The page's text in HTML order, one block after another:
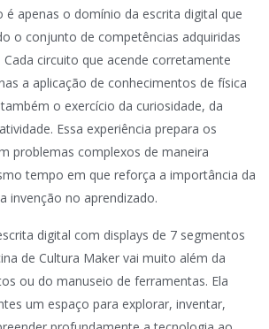
é apenas o domínio da escrita digital que
o conjunto de competências adquiridas
circuito que acende corretamente
a aplicação de conhecimentos de física
o exercício da curiosidade, da
Essa experiência prepara os
problemas complexos de maneira
tempo em que reforça a importância da
invenção no aprendizado.
digital com displays de 7 segmentos
de Cultura Maker vai muito além da
ou do manuseio de ferramentas. Ela
um espaço para explorar, inventar,